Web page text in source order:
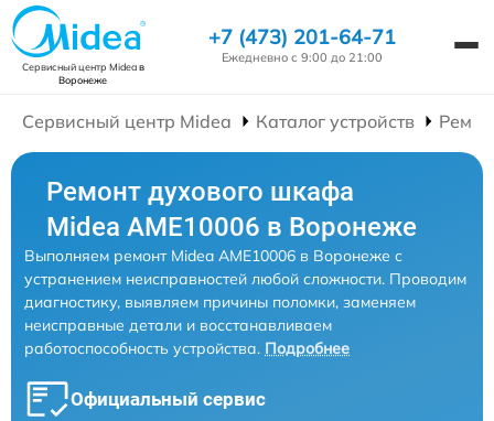
Сервисный центр Mideaв
Воронеже
+7 (473) 201-64-71
Ежедневно с 9:00 до 21:00
Сервисный центр Midea Каталог устройств
Ремонт духового шкафа
Midea AME10006 в Воронеже
Выполняем ремонт Midea AME10006 в Воронеже с
устранением неисправностей любой сложности. Проводим
диагностику, выявляем причины поломки, заменяем
неисправные детали и восстанавливаем
работоспособность устройства. Подробнее
Официальный сервис